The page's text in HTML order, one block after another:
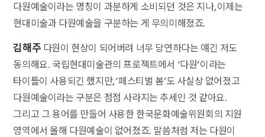
다원예술이라는 명칭이 과분하게 소비되던 것은 지나, 이제는
현대미술과 다원예술을 구분하는 게 무의미해졌죠.
김해주 다원이 현상이 되어버려 너무 당연하다는 얘긴 저도
동의해요. 국립현대미술관의 프로젝트에서 ‘다원’이라는
타이틀이 사용되긴 했지만, ‘페스티벌 봄’도 사실상 없어졌고
다원예술이라는 구분은 점점 사라지는 추세인 것 같아요.
그리고 그 용어를 만들어 사용한 한국문화예술위원회의 지원
영역에서 올해 다원예술이 없어졌죠. 말씀처럼 저는 다원이